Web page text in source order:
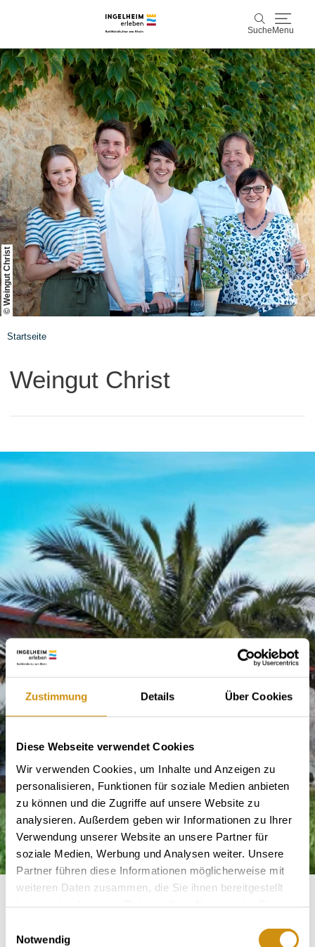
Zustimmung Details Über Cookies
Diese Webseite verwendet Cookies
Wir verwenden Cookies, um Inhalte und Anzeigen zu
personalisieren, Funktionen für soziale Medien anbieten
zu können und die Zugriffe auf unsere Website zu
analysieren. Außerdem geben wir Informationen zu Ihrer
Verwendung unserer Website an unsere Partner für
soziale Medien, Werbung und Analysen weiter. Unsere
Partner führen diese Informationen möglicherweise mit
weiteren Daten zusammen, die Sie ihnen bereitgestellt
Notwendig
Suche Menu
Suche
Entdecken & Erleben
Wein & Genuss
Kaiserpfalz, Kunst & Kultur
Planen & Buchen
Info & Service
Leichte Sprache UnterkünfteErlebnisse buchen
© Weingut Christ
Startseite
Weingut Christ